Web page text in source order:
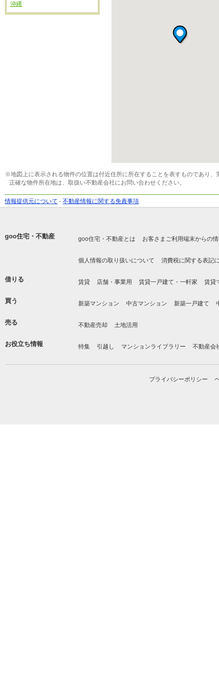
沖縄
※地図上に表示される物件の位置は付近住所に所在することを表すものであり
正確な物件所在地は、取扱い不動産会社にお問い合わせください。
情報提供元について - 不動産情報に関する免責事項
goo住宅・不動産 goo住宅・不動産とは お客さまご利用端末からの
個人情報の取り扱いについて 消費税に関する表記
借りる 賃貸 店舗・事業用 賃貸一戸建て・一軒家 賃貸
買う 新築マンション 中古マンション 新築一戸建て
売る 不動産売却 土地活用
お役立ち情報 特集 引越し マンションライブラリー 不動産会
プライバシーポリシー